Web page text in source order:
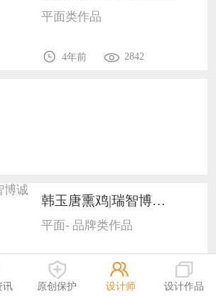
用户作品已成功备案！
平面类作品
4年前 2842
韩玉唐熏鸡|瑞智博诚品牌设计1001
平面- 品牌类作品
5年前
3479
讯 原创保护 设计师 设计作品